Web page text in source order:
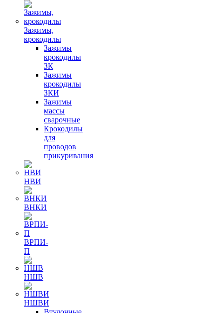
Зажимы,
крокодилы
Зажимы
крокодилы
ЗК
Зажимы
крокодилы
ЗКИ
Зажимы
массы
сварочные
Крокодилы
для
проводов
прикуривания
НВИ
ВНКИ
ВРПИ-
П
НШВ
НШВИ